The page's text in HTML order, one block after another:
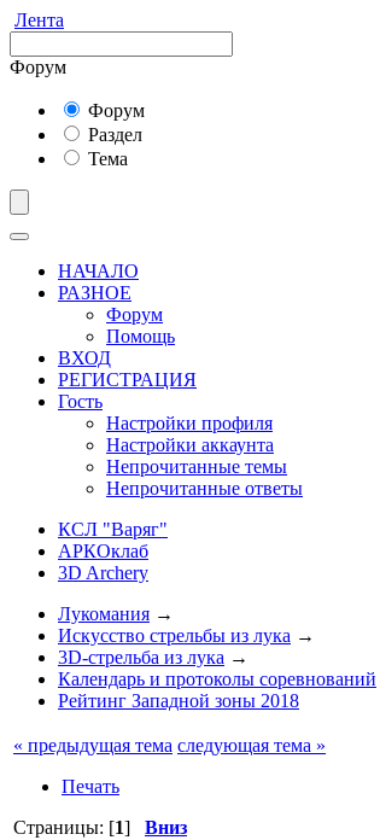
Лента
Форум
Форум
Раздел
Тема
НАЧАЛО
РАЗНОЕ
Форум
Помощь
ВХОД
РЕГИСТРАЦИЯ
Гость
Настройки профиля
Настройки аккаунта
Непрочитанные темы
Непрочитанные ответы
КСЛ "Варяг"
АРКОклаб
3D Archery
Лукомания →
Искусство стрельбы из лука →
3D-стрельба из лука →
Календарь и протоколы соревнований
Рейтинг Западной зоны 2018
« предыдущая тема следующая тема »
Печать
Страницы: [1] Вниз